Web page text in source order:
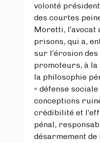
volonté
des courtes
Moretti, l’avocat
prisons, qui a,
sur l’érosion
promoteurs, à la
la philosophie
« défense sociale
conceptions
crédibilité et
pénal,
désarmement de